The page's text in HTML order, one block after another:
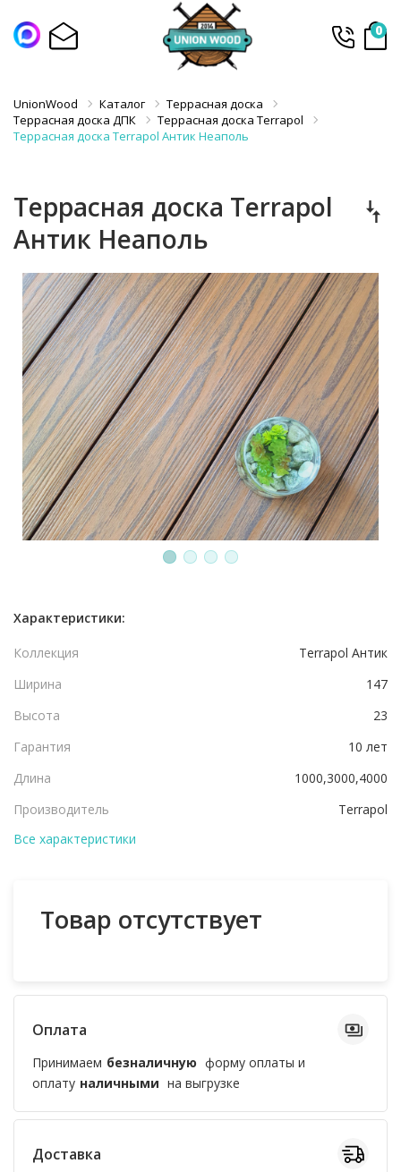
0
UnionWood Каталог
Террасная доска
Террасная доска ДПК
Террасная доска Terrapol
Террасная доска Terrapol Антик Неаполь
Террасная доска Terrapol
Антик Неаполь
1 2 3 4
Характеристики:
Коллекция
Terrapol Антик
Ширина
147
Высота
23
Гарантия
10 лет
Длина
1000,3000,4000
Производитель
Terrapol
Все характеристики
Товар отсутствует
Оплата
Принимаем безналичную форму оплаты и
оплату наличными на выгрузке
Доставка